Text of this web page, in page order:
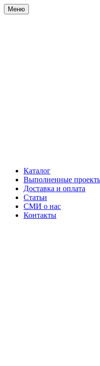
Меню
Каталог
Выполненные
Доставка и оплата
Статьи
СМИ о нас
Контакты